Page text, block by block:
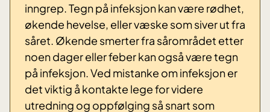
inngrep. Tegn på infeksjon kan være rødhet,
økende hevelse, eller væske som siver ut fra
såret. Økende smerter fra sårområdet etter
noen dager eller feber kan også være tegn
på infeksjon. Ved mistanke om infeksjon er
det viktig å kontakte lege for videre
utredning og oppfølging så snart som